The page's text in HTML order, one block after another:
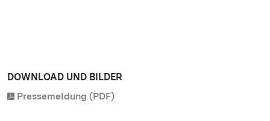
DOWNLOAD UND BILDER
Pressemeldung (PDF)